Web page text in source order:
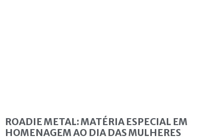
ROADIE METAL: MATÉRIA ESPECIAL EM
HOMENAGEM AO DIA DAS MULHERES